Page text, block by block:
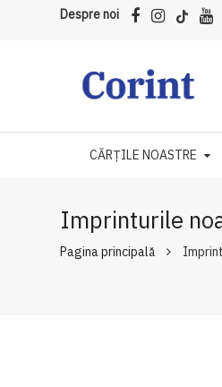
Despre noi
CĂRȚILE NOASTRE
Imprinturile
Pagina principală